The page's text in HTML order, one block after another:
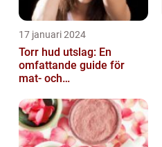
17 januari 2024
Torr hud utslag: En
omfattande guide för
mat- och